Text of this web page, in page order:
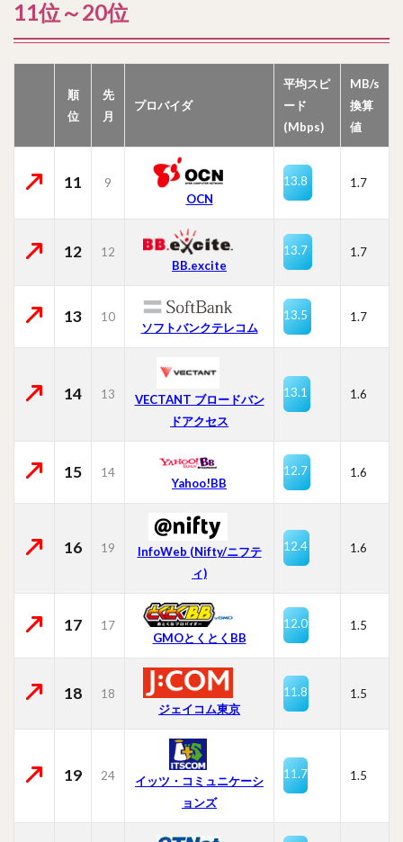
11位～20位
順
位
先
月
プロバイダ
平均スピ
ード
(Mbps)
MB/s
換算
値
11
9
OCN
13.8 1.7
12
12
BB.excite
13.7 1.7
13 10
ソフトバンクテレコム
13.5 1.7
14 13
VECTANT ブロードバン
ドアクセス
13.1 1.6
15 14
Yahoo!BB
12.7 1.6
16 19
InfoWeb (Nifty/ニフテ
ィ)
12.4 1.6
17
17
GMOとくとくBB
12.0 1.5
18
18
ジェイコム東京
11.8 1.5
19 24
イッツ・コミュニケーシ
ョンズ
11.7 1.5